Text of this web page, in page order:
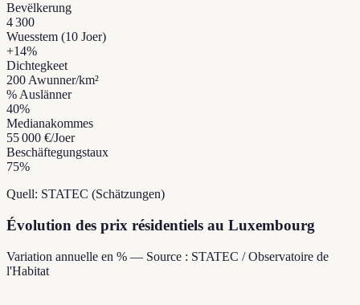
Bevëlkerung
4 300
Wuesstem (10 Joer)
+14%
Dichtegkeet
200 Awunner/km²
% Auslänner
40%
Medianakommes
55 000 €/Joer
Beschäftegungstaux
75%
Quell: STATEC (Schätzungen)
Évolution des prix résidentiels au Luxembourg
Variation annuelle en % — Source : STATEC / Observatoire de
l'Habitat